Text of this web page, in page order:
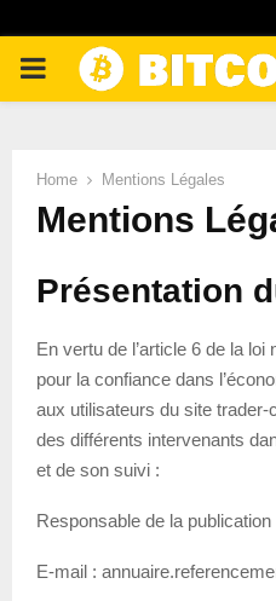
PRIMARY
Home Mentions Légales
Mentions
Présentation
En vertu de l’article 6 de la loi
pour la confiance dans
aux utilisateurs du site trader-
des différents intervenants
et de son suivi :
Responsable de la
E-mail :